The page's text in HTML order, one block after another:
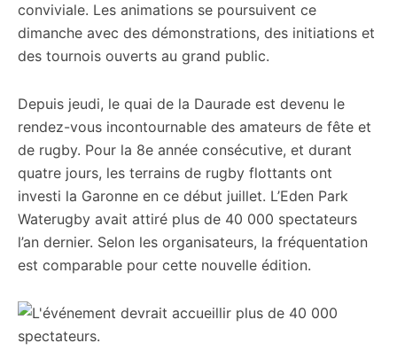
conviviale. Les animations se poursuivent ce
dimanche avec des démonstrations, des initiations et
des tournois ouverts au grand public.
Depuis jeudi, le quai de la Daurade est devenu le
rendez-vous incontournable des amateurs de fête et
de rugby. Pour la 8e année consécutive, et durant
quatre jours, les terrains de rugby flottants ont
investi la Garonne en ce début juillet. L’Eden Park
Waterugby avait attiré plus de 40 000 spectateurs
l’an dernier. Selon les organisateurs, la fréquentation
est comparable pour cette nouvelle édition.